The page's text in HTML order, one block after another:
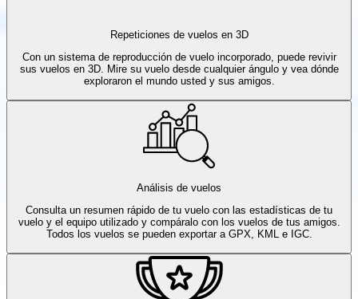
Repeticiones de vuelos en 3D
Con un sistema de reproducción de vuelo incorporado, puede revivir
sus vuelos en 3D. Mire su vuelo desde cualquier ángulo y vea dónde
exploraron el mundo usted y sus amigos.
Análisis de vuelos
Consulta un resumen rápido de tu vuelo con las estadísticas de tu
vuelo y el equipo utilizado y compáralo con los vuelos de tus amigos.
Todos los vuelos se pueden exportar a GPX, KML e IGC.